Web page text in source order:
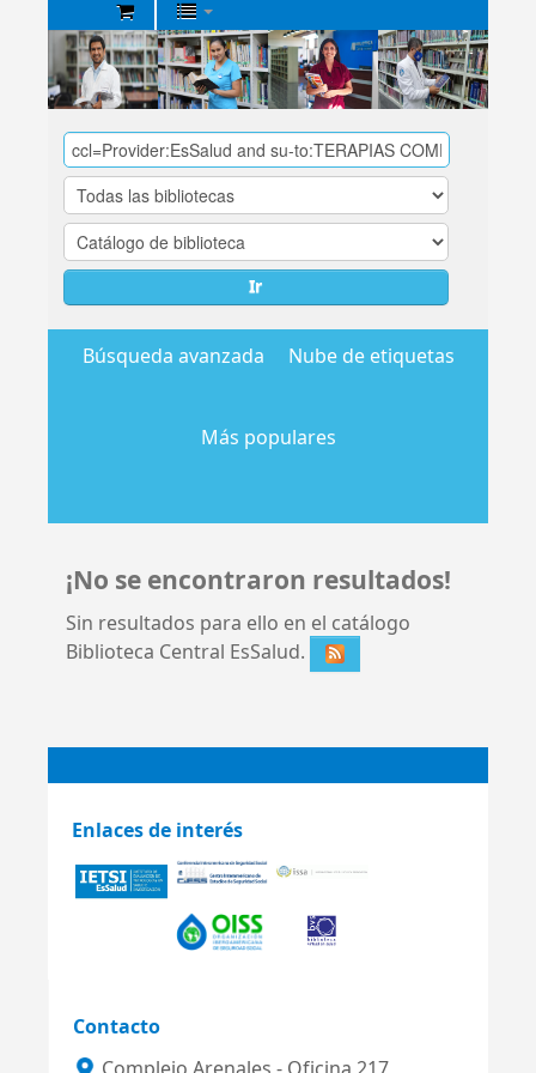
Biblioteca
Central
EsSalud
Ir
Búsqueda avanzada Nube de etiquetas
Más populares
¡No se encontraron resultados!
Sin resultados para ello en el catálogo
Biblioteca Central EsSalud.
Enlaces de interés
Contacto